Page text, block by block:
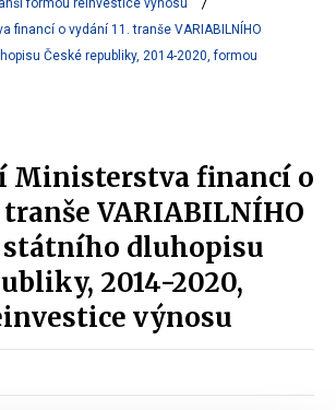
formou reinvestice výnosu
financí o vydání 11. tranše VARIABILNÍHO
České republiky, 2014-2020, formou
Ministerstva financí o
tranše VARIABILNÍHO
dluhopisu
2014-2020,
výnosu